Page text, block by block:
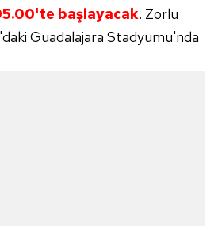
başlayacak. Zorlu
'daki Guadalajara Stadyumu'nda